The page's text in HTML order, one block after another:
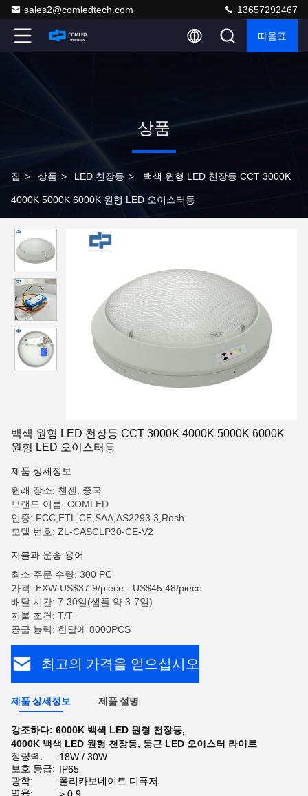
sales2@comledtech.com 13657292467
따옴표
상품
집 > 상품 > LED 천장등 > 백색 원형 LED 천장등 CCT 3000K
4000K 5000K 6000K 원형 LED 오이스터등
백색 원형 LED 천장등 CCT 3000K 4000K 5000K 6000K
원형 LED 오이스터등
제품 상세정보
원래 장소: 첸젠, 중국
브랜드 이름: COMLED
인증: FCC,ETL,CE,SAA,AS2293.3,Rosh
모델 번호: ZL-CASCLP30-CE-V2
지불과 운송 용어
최소 주문 수량: 300 PC
가격: EXW US$37.9/piece - US$45.48/piece
배달 시간: 7-30일(샘플 약 3-7일)
지불 조건: T/T
공급 능력: 한달에 8000PCS
최고의 가격을 얻으십시오
제품 상세정보 제품 설명
강조하다: 6000K 백색 LED 원형 천장등,
4000K 백색 LED 원형 천장등, 둥근 LED 오이스터 라이트
정량력:
18W / 30W
보호 등급: IP65
광학:
폴리카보네이트 디퓨저
역율: